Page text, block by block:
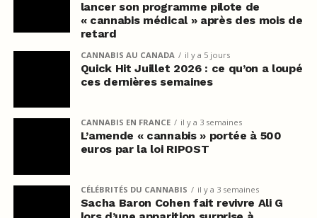
lancer son programme pilote de
« cannabis médical » après des mois de
retard
CANNABIS AU CANADA il y a 5 jours
Quick Hit Juillet 2026 : ce qu’on a loupé
ces dernières semaines
CANNABIS EN FRANCE il y a 3 semaines
L’amende « cannabis » portée à 500
euros par la loi RIPOST
CÉLÉBRITÉS DU CANNABIS il y a 3 semaines
Sacha Baron Cohen fait revivre Ali G